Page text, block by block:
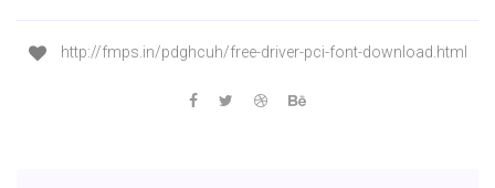
http://fmps.in/pdghcuh/free-driver-pci-font-download.html